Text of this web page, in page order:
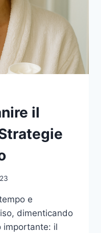
il
e
dimenticando
importante: il